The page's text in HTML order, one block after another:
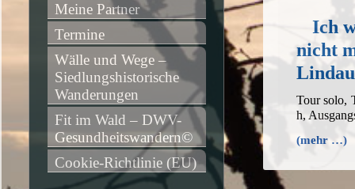
Ich
nicht
Tour solo,
h,
(mehr …)
Meine Partner
Termine
Wälle und Wege –
Siedlungshistorische
Wanderungen
Fit im Wald – DWV-
Gesundheitswandern©
Cookie-Richtlinie (EU)